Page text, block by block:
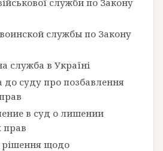
служби по Закону
службы по Закону
служба в Україні
до суду про позбавлення
в суд о лишении
прав
щодо